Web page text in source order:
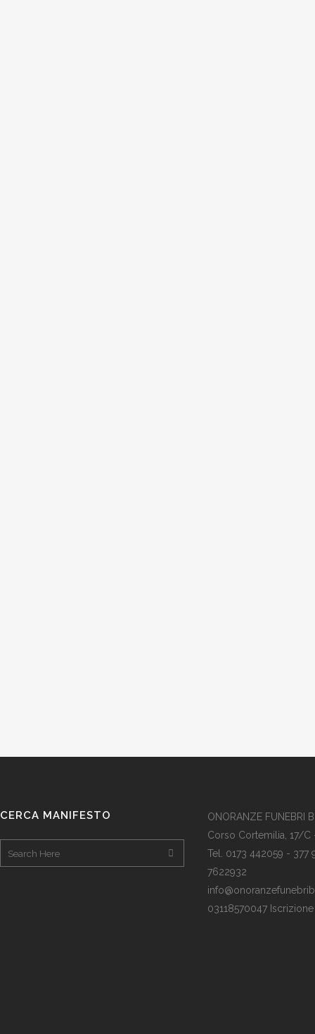
CERCA MANIFESTO
ONORANZE FUNEBRI
Corso Cortemilia, 17/C
Tel. 0173 442059 - 377
7622932
03118570047